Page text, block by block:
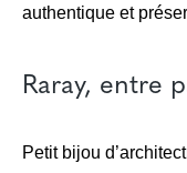
authentique et
Raray, entre
Petit bijou